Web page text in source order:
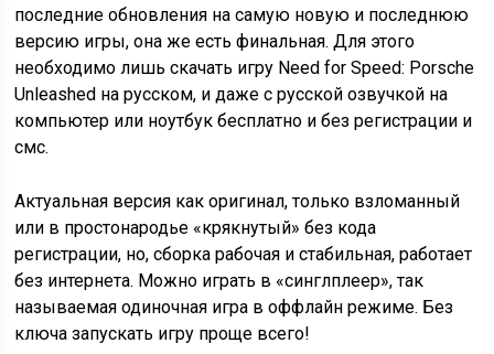
последние обновления на самую новую и последнюю
версию игры, она же есть финальная. Для этого
необходимо лишь скачать игру Need for Speed: Porsche
Unleashed на русском, и даже с русской озвучкой на
компьютер или ноутбук бесплатно и без регистрации и
смс.
Актуальная версия как оригинал, только взломанный
или в простонародье «крякнутый» без кода
регистрации, но, сборка рабочая и стабильная, работает
без интернета. Можно играть в «синглплеер», так
называемая одиночная игра в оффлайн режиме. Без
ключа запускать игру проще всего!